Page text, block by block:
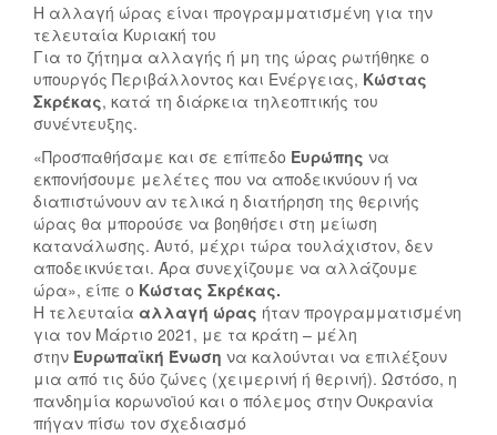
Η αλλαγή ώρας είναι προγραμματισμένη για την
τελευταία Κυριακή του
Για το ζήτημα αλλαγής ή μη της ώρας ρωτήθηκε ο
υπουργός Περιβάλλοντος και Ενέργειας, Κώστας
Σκρέκας, κατά τη διάρκεια τηλεοπτικής του
συνέντευξης.
«Προσπαθήσαμε και σε επίπεδο Ευρώπης να
εκπονήσουμε μελέτες που να αποδεικνύουν ή να
διαπιστώνουν αν τελικά η διατήρηση της θερινής
ώρας θα μπορούσε να βοηθήσει στη μείωση
κατανάλωσης. Αυτό, μέχρι τώρα τουλάχιστον, δεν
αποδεικνύεται. Άρα συνεχίζουμε να αλλάζουμε
ώρα», είπε ο Κώστας Σκρέκας.
Η τελευταία αλλαγή ώρας ήταν προγραμματισμένη
για τον Μάρτιο 2021, με τα κράτη – μέλη
στην Ευρωπαϊκή Ένωση να καλούνται να επιλέξουν
μια από τις δύο ζώνες (χειμερινή ή θερινή). Ωστόσο, η
πανδημία κορωνοϊού και ο πόλεμος στην Ουκρανία
πήγαν πίσω τον σχεδιασμό